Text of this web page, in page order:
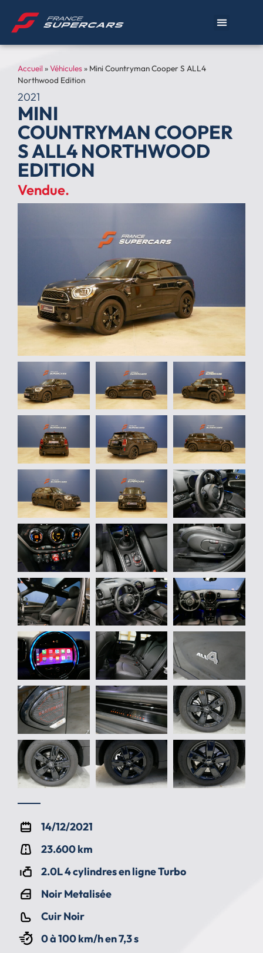
Accueil »Véhicules» Mini Countryman Cooper S ALL4
Northwood Edition
2021
MINI
COUNTRYMAN COOPER
S ALL4 NORTHWOOD
EDITION
Vendue.
14/12/2021
23.600 km
2.0L 4 cylindres en ligne Turbo
Noir Metalisée
Cuir Noir
0 à 100 km/h en 7,3 s